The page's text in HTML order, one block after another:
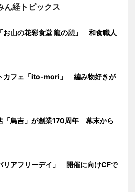
ん経トピックス
お山の花彩食堂 龍の憩」 和食職人
カフェ「ito-mori」 編み物好きが
「鳥吉」が創業170周年 幕末から
リアフリーデイ」 開催に向けCFで